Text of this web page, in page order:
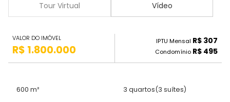
Tour Virtual Vídeo
VALOR DO IMÓVEL
R$ 1.800.000
IPTU Mensal R$ 307
Condomínio R$ 495
600 m² 3 quartos(3 suítes)